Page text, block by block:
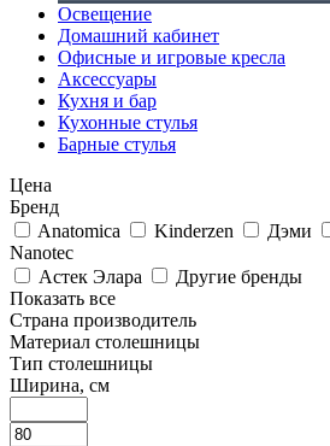
Освещение
Домашний кабинет
Офисные и игровые кресла
Аксессуары
Кухня и бар
Кухонные стулья
Барные стулья
Цена
Бренд
Anatomica
Kinderzen Дэми
Nanotec
Астек Элара
Другие бренды
Показать все
Страна производитель
Материал столешницы
Тип столешницы
Ширина, см